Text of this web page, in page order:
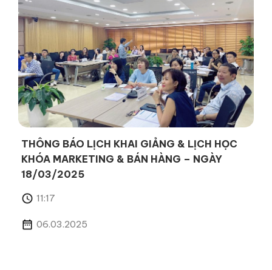
THÔNG BÁO LỊCH KHAI GIẢNG & LỊCH HỌC
KHÓA MARKETING & BÁN HÀNG – NGÀY
18/03/2025
11:17
06.03.2025